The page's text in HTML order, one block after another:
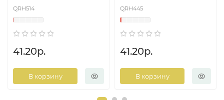
QRH514
41.20р.
В корзину
QRH445
41.20р.
В корзину